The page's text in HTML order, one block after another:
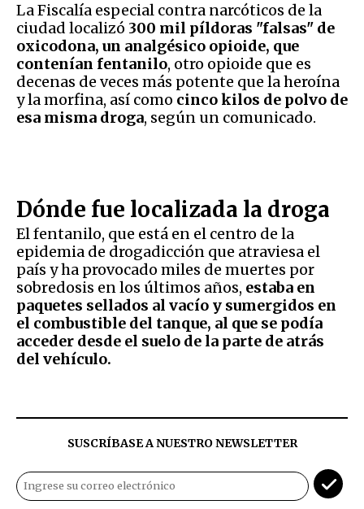
La Fiscalía especial contra narcóticos de la
ciudad localizó 300 mil píldoras "falsas" de
oxicodona, un analgésico opioide, que
contenían fentanilo, otro opioide que es
decenas de veces más potente que la heroína
y la morfina, así como cinco kilos de polvo de
esa misma droga, según un comunicado.
Dónde fue localizada la droga
El fentanilo, que está en el centro de la
epidemia de drogadicción que atraviesa el
país y ha provocado miles de muertes por
sobredosis en los últimos años, estaba en
paquetes sellados al vacío y sumergidos en
el combustible del tanque, al que se podía
acceder desde el suelo de la parte de atrás
del vehículo.
SUSCRÍBASE A NUESTRO NEWSLETTER